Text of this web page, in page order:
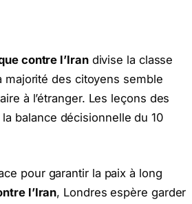
contre l’Irandivise la classe
majorité des citoyens semble
à l’étranger. Les leçons des
balance décisionnelle du 10
pour garantir la paix à long
l’Iran, Londres espère garder